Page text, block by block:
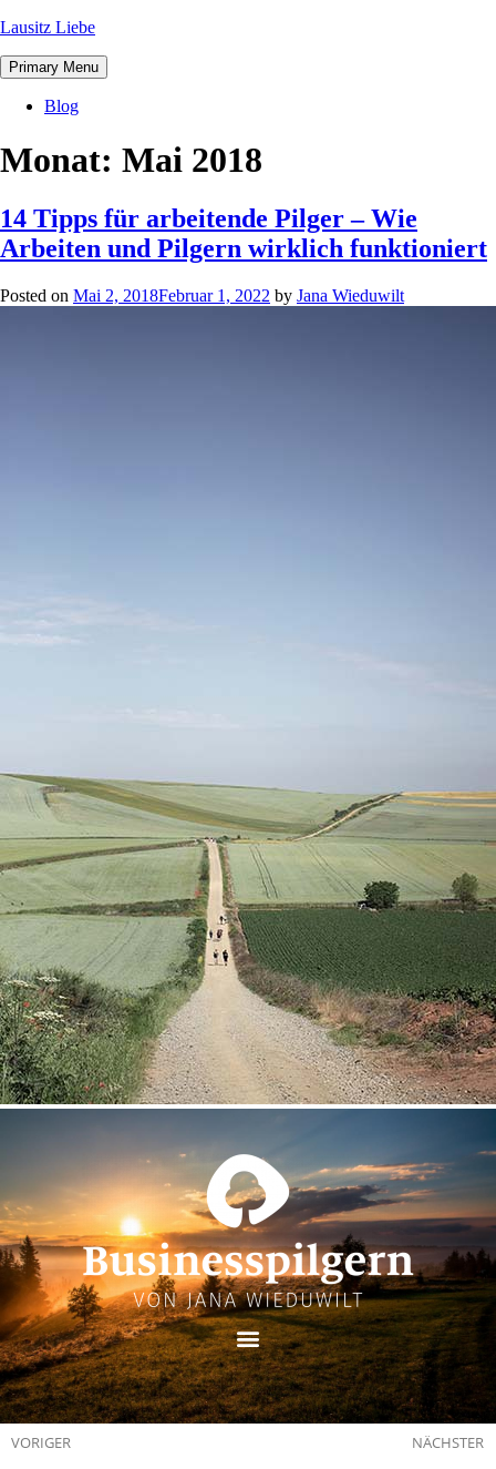
Lausitz Liebe
Primary Menu
Blog
Monat: Mai 2018
14 Tipps für arbeitende Pilger – Wie
Arbeiten und Pilgern wirklich funktioniert
Posted on Mai 2, 2018Februar 1, 2022 by Jana Wieduwilt
VORIGER NÄCHSTER